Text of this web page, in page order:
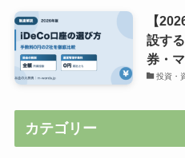
【
設す
券・
投資・
カテゴリー